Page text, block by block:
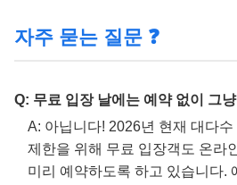
자주 묻는 질문 ❓
Q: 무료 입장 날에는 예약 없이 그
A: 아닙니다! 2026년 현재 대다
제한을 위해 무료 입장객도 온라
미리 예약하도록 하고 있습니다.